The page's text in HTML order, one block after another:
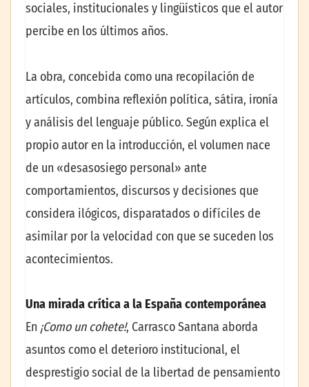
sociales, institucionales y lingüísticos que el autor
percibe en los últimos años.
La obra, concebida como una recopilación de
artículos, combina reflexión política, sátira, ironía
y análisis del lenguaje público. Según explica el
propio autor en la introducción, el volumen nace
de un «desasosiego personal» ante
comportamientos, discursos y decisiones que
considera ilógicos, disparatados o difíciles de
asimilar por la velocidad con que se suceden los
acontecimientos.
Una mirada crítica a la España contemporánea
En ¡Como un cohete!, Carrasco Santana aborda
asuntos como el deterioro institucional, el
desprestigio social de la libertad de pensamiento